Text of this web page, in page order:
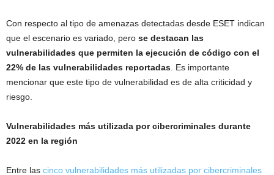
Con respecto al tipo de amenazas detectadas desde ESET indican
que el escenario es variado, pero se destacan las
vulnerabilidades que permiten la ejecución de código con el
22% de las vulnerabilidades reportadas. Es importante
mencionar que este tipo de vulnerabilidad es de alta criticidad y
riesgo.
Vulnerabilidades más utilizada por cibercriminales durante
2022 en la región
Entre las cinco vulnerabilidades más utilizadas por cibercriminales